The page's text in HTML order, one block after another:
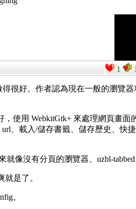
1 1
很好。作者認為現在一般的瀏覽
使用 WebkitGtk+ 來處理網頁畫面
、載入/儲存書籤、儲存歷史、快
像沒有分頁的瀏覽器、uzbl-
是了。
。